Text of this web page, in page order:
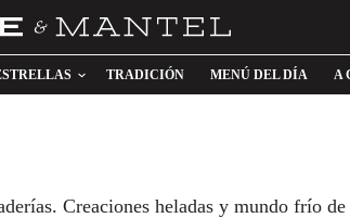
TRADICIÓN MENÚ DEL DÍA A
Creaciones heladas y mundo frío